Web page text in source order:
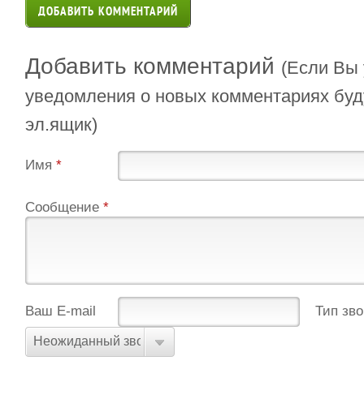
ДОБАВИТЬ КОММЕНТАРИЙ
Добавить комментарий (Если Вы
уведомления о новых комментариях
эл.ящик)
Имя *
Сообщение *
Ваш E-mail Тип
Неожиданный звонок, пытались что-либо продать/